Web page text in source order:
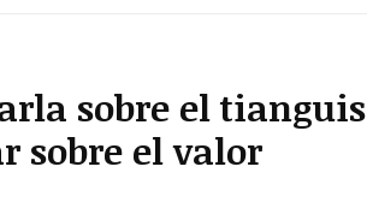
sobre el tianguis
sobre el valor